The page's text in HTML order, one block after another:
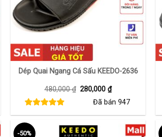
+
Dép Quai Ngang Cá Sấu KEEDO-2636
480,000₫ Giá
280,000₫Giá
hiện
tại
280,000 ₫.
Đã bán 947
-50%